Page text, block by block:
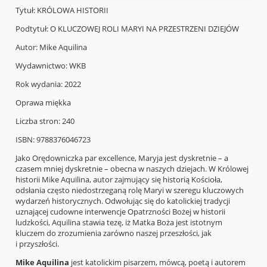
Tytuł: KRÓLOWA HISTORII
Podtytuł: O KLUCZOWEJ ROLI MARYI NA PRZESTRZENI DZIEJÓW
Autor: Mike Aquilina
Wydawnictwo: WKB
Rok wydania: 2022
Oprawa miękka
Liczba stron: 240
ISBN: 9788376046723
Jako Orędowniczka par excellence, Maryja jest dyskretnie – a
czasem mniej dyskretnie – obecna w naszych dziejach. W Królowej
historii Mike Aquilina, autor zajmujący się historią Kościoła,
odsłania często niedostrzeganą rolę Maryi w szeregu kluczowych
wydarzeń historycznych. Odwołując się do katolickiej tradycji
uznającej cudowne interwencje Opatrzności Bożej w historii
ludzkości, Aquilina stawia tezę, iż Matka Boża jest istotnym
kluczem do zrozumienia zarówno naszej przeszłości, jak
i przyszłości.
Mike Aquilina jest katolickim pisarzem, mówcą, poetą i autorem